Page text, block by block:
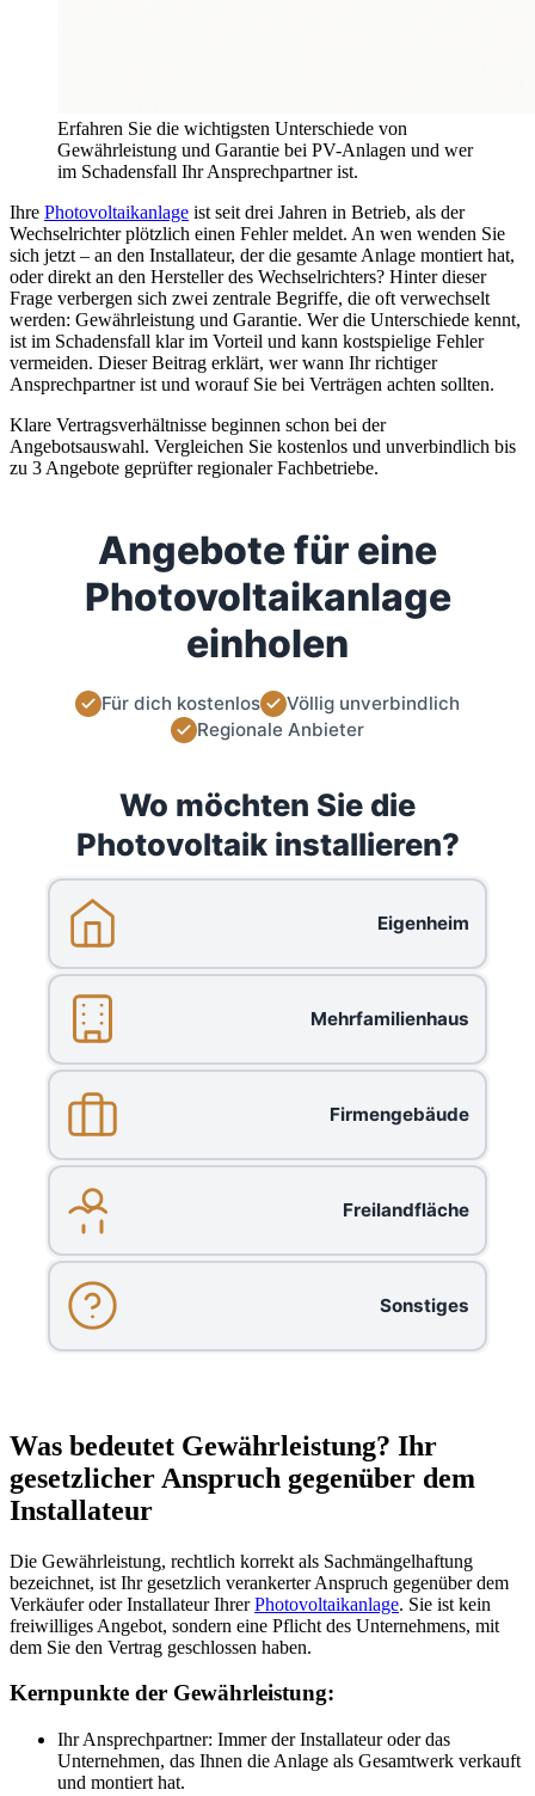
Erfahren Sie die wichtigsten Unterschiede von
Gewährleistung und Garantie bei PV-Anlagen und wer
im Schadensfall Ihr Ansprechpartner ist.
Ihre Photovoltaikanlage ist seit drei Jahren in Betrieb, als der
Wechselrichter plötzlich einen Fehler meldet. An wen wenden Sie
sich jetzt – an den Installateur, der die gesamte Anlage montiert hat,
oder direkt an den Hersteller des Wechselrichters? Hinter dieser
Frage verbergen sich zwei zentrale Begriffe, die oft verwechselt
werden: Gewährleistung und Garantie. Wer die Unterschiede kennt,
ist im Schadensfall klar im Vorteil und kann kostspielige Fehler
vermeiden. Dieser Beitrag erklärt, wer wann Ihr richtiger
Ansprechpartner ist und worauf Sie bei Verträgen achten sollten.
Klare Vertragsverhältnisse beginnen schon bei der
Angebotsauswahl. Vergleichen Sie kostenlos und unverbindlich bis
zu 3 Angebote geprüfter regionaler Fachbetriebe.
Angebote für eine
Photovoltaikanlage
einholen
Für dich kostenlos
Völlig unverbindlich
Regionale Anbieter
Wo möchten Sie die
Photovoltaik installieren?
Eigenheim
Mehrfamilienhaus
Firmengebäude
Freilandfläche
Sonstiges
Was bedeutet Gewährleistung? Ihr
gesetzlicher Anspruch gegenüber dem
Installateur
Die Gewährleistung, rechtlich korrekt als Sachmängelhaftung
bezeichnet, ist Ihr gesetzlich verankerter Anspruch gegenüber dem
Verkäufer oder Installateur IhrerPhotovoltaikanlage. Sie ist kein
freiwilliges Angebot, sondern eine Pflicht des Unternehmens, mit
dem Sie den Vertrag geschlossen haben.
Kernpunkte der Gewährleistung:
Ihr Ansprechpartner: Immer der Installateur oder das
Unternehmen, das Ihnen die Anlage als Gesamtwerk verkauft
und montiert hat.